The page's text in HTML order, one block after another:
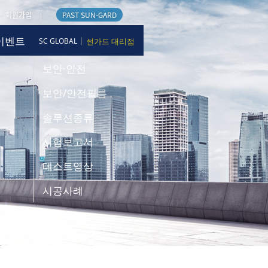
회원가입 | PAST SUN-GARD
벤트 SC GLOBAL | 썬가드 대리점
보안·안전
보안/안전필름
솔루션종류
시험보고서
테스트영상
시공사례